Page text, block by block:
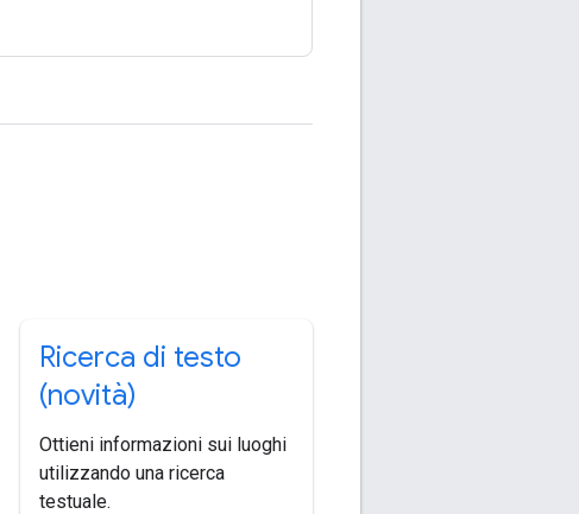
Ricerca di testo
(novità)
Ottieni informazioni sui luoghi
utilizzando una ricerca
testuale.